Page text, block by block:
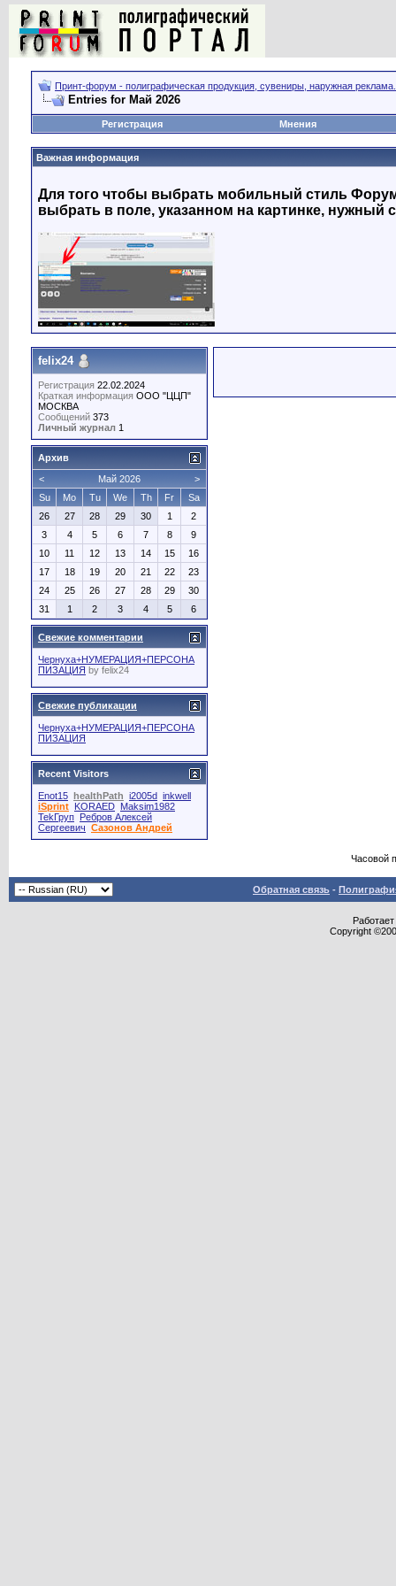
Принт-форум - полиграфическая продукция, сувениры, наружная реклама.
Entries for Май 2026
Регистрация Мнения
Важная информация
Для того чтобы выбрать мобильный стиль
выбрать в поле, указанном на картинке, нужный
felix24
Регистрация 22.02.2024
Краткая информация ООО "ЦЦП"
МОСКВА
Сообщений 373
Личный журнал 1
Архив
<
>
Май 2026
Su
Mo Tu We Th Fr
Sa
26
27 28 29 30 1
2
3
4 5 6 7 8
9
10
11 12 13 14 15
16
17
18 19 20 21 22
23
24
25 26 27 28 29
30
31
1 2 3 4 5 6
Свежие комментарии
Чернуха+НУМЕРАЦИЯ+ПЕРСОНА
ПИЗАЦИЯ by felix24
Свежие публикации
Чернуха+НУМЕРАЦИЯ+ПЕРСОНА
ПИЗАЦИЯ
Recent Visitors
Enot15 healthPath i2005d inkwell
iSprint
KORAED Maksim1982
TekГруп
Ребров Алексей
Сергеевич Сазонов Андрей
Часовой
Обратная связь -
Copyright